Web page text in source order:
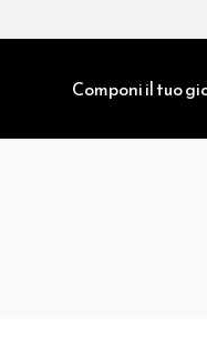
Componi il tuo